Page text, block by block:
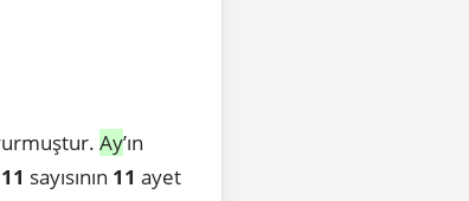
Ay’ın
11 sayısının 11 ayet